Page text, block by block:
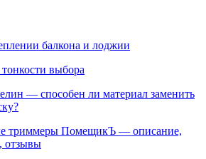
балкона и лоджии
выбора
— способен ли материал заменить
триммеры ПомещикЪ — описание,
отзывы